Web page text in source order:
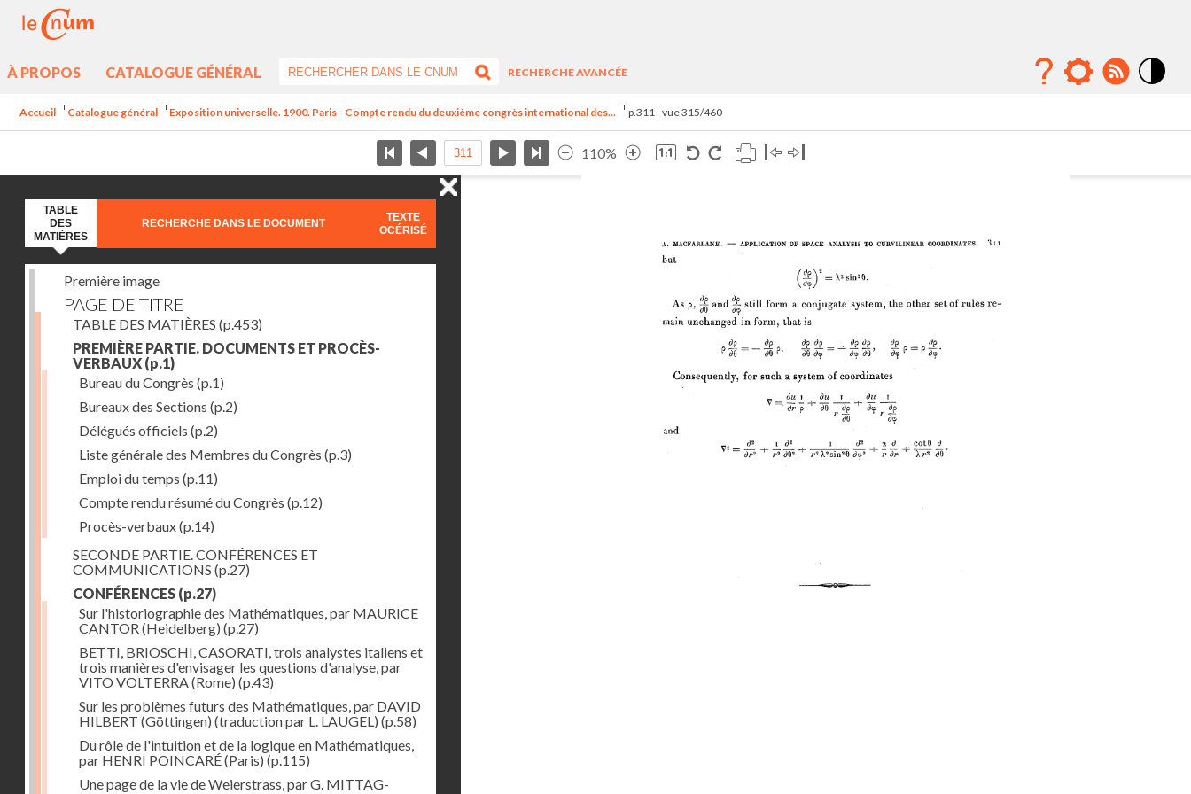
À PROPOS CATALOGUE GÉNÉRAL
RECHERCHE AVANCÉE
Accueil Catalogue général Exposition universelle. 1900. Paris - Compte rendu du deuxième congrès international des... p.311 - vue 315/460
110%
TABLE
DES
MATIÈRES
RECHERCHE DANS LE DOCUMENT
TEXTE
OCÉRISÉ
Première image
PAGE DE TITRE
TABLE DES MATIÈRES (p.453)
PREMIÈRE PARTIE. DOCUMENTS ET PROCÈS-
VERBAUX (p.1)
Bureau du Congrès (p.1)
Bureaux des Sections (p.2)
Délégués officiels (p.2)
Liste générale des Membres du Congrès (p.3)
Emploi du temps (p.11)
Compte rendu résumé du Congrès (p.12)
Procès-verbaux(p.14)
SECONDE PARTIE. CONFÉRENCES ET
COMMUNICATIONS (p.27)
CONFÉRENCES (p.27)
Sur l'historiographie des Mathématiques, par MAURICE
CANTOR (Heidelberg) (p.27)
BETTI, BRIOSCHI, CASORATI, trois analystes italiens et
trois manières d'envisager les questions d'analyse, par
VITO VOLTERRA (Rome) (p.43)
Sur les problèmes futurs des Mathématiques, par DAVID
HILBERT (Göttingen) (traduction par L. LAUGEL) (p.58)
Du rôle de l'intuition et de la logique en Mathématiques,
par HENRI POINCARÉ (Paris) (p.115)
Une page de la vie de Weierstrass, par G. MITTAG-